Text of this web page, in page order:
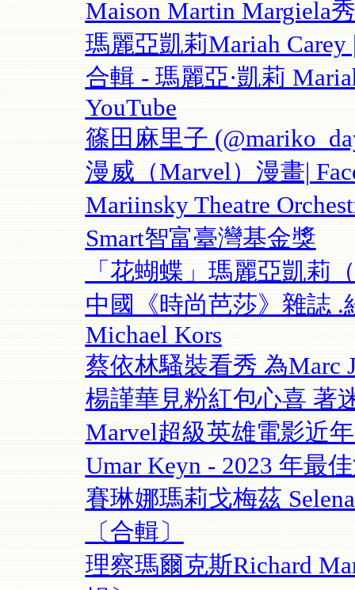
Maison Martin Margiela秀
瑪麗亞凱莉Mariah Carey
合輯 - 瑪麗亞·凱莉
YouTube
篠田麻里子
漫威（Marvel）漫畫|
Mariinsky Theatre
Smart智富臺灣基金獎
「花蝴蝶」瑪麗亞凱莉
中國《時尚芭莎》雜誌 .
Michael Kors
蔡依林騷裝看秀 為Marc
楊謹華見粉紅包心喜 著
Marvel超級英雄電影近
Umar Keyn - 2023 年最
賽琳娜瑪莉戈梅茲
〔合輯〕
理察瑪爾克斯Richard